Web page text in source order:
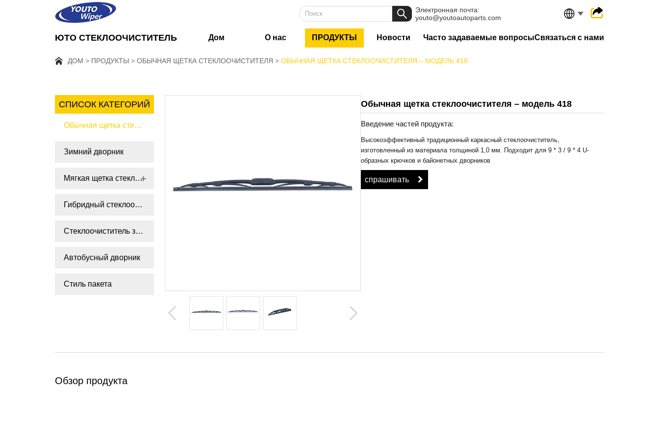
Электронная почта:
youto@youtoautoparts.com
ЮТО СТЕКЛООЧИСТИТЕЛЬ Дом О нас ПРОДУКТЫ Новости Часто задаваемые вопросыСвязаться с нами
ДОМ ПРОДУКТЫ ОБЫЧНАЯ ЩЕТКА СТЕКЛООЧИСТИТЕЛЯ ОБЫЧНАЯ ЩЕТКА СТЕКЛООЧИСТИТЕЛЯ – МОДЕЛЬ 418
СПИСОК КАТЕГОРИЙ
Обычная щетка стеклоочистителя
Зимний дворник
Мягкая щетка стеклоочистителя
Гибридный стеклоочиститель
Стеклоочиститель заднего стекла
Автобусный дворник
Стиль пакета
Обычная щетка стеклоочистителя – модель 418
Введение частей продукта:
Высокоэффективный традиционный каркасный стеклоочиститель,
изготовленный из материала толщиной 1,0 мм. Подходит для 9 * 3 / 9 * 4 U-
образных крючков и байонетных дворников
спрашивать
Обзор продукта